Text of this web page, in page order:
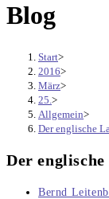
Blog
Start>
2016>
März>
25. >
Allgemein>
Der englische
Der englische
Beitrags-
Bernd